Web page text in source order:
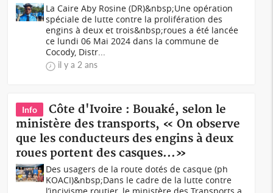
La Caire Aby Rosine (DR)&nbsp;Une opération
spéciale de lutte contre la prolifération des
engins à deux et trois&nbsp;roues a été lancée
ce lundi 06 Mai 2024 dans la commune de
Cocody, Distr...
il y a 2 ans
Info
Côte d'Ivoire : Bouaké, selon le
ministère des transports, « On observe
que les conducteurs des engins à deux
roues portent des casques...»
Des usagers de la route dotés de casque (ph
KOACI)&nbsp;Dans le cadre de la lutte contre